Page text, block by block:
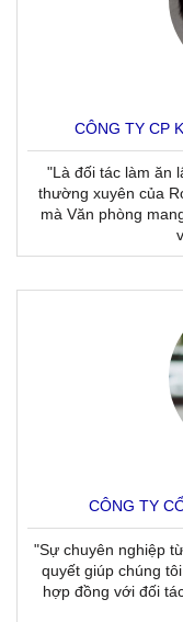
CÔNG TY CP
"Là đối tác làm ăn
thường xuyên của
mà Văn phòng
CÔNG TY
"Sự chuyên nghiệp
quyết giúp chúng
hợp đồng với đối